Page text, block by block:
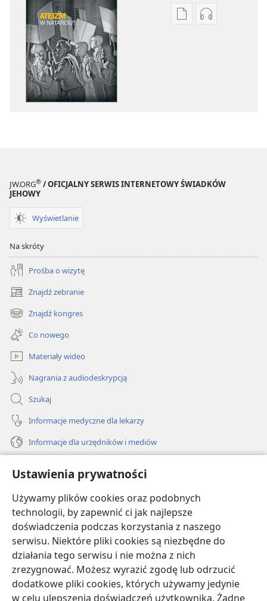
Ustawienia prywatności
Używamy plików cookies oraz podobnych
technologii, by zapewnić ci jak najlepsze
doświadczenia podczas korzystania z naszego
serwisu. Niektóre pliki cookies są niezbędne do
działania tego serwisu i nie można z nich
zrezygnować. Możesz wyrazić zgodę lub odrzucić
dodatkowe pliki cookies, których używamy jedynie
w celu ulepszenia doświadczeń użytkownika. Żadne
UstawieniaUstawienia
JW.ORG® / OFICJALNY SERWIS INTERNETOWY ŚWIADKÓW
JEHOWY
Wyświetlanie
Na skróty
Prośba o wizytę
Znajdź zebranie
(opens
new
window)
Znajdź kongres
(opens
new
window)
Co nowego
Materiały wideo
Nagrania z audiodeskrypcją
Szukaj
Informacje medyczne dla lekarzy
Informacje dla urzędników i mediów
Darowizny
(opens
new
window)BIBLIOTEKA INTERNETOWA Strażnicy
(opens
new
window)JW Hub
(opens
new
window)JW Library